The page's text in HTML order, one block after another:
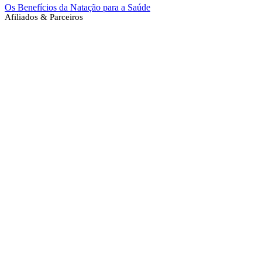
Os Benefícios da Natação para a Saúde
Afiliados & Parceiros